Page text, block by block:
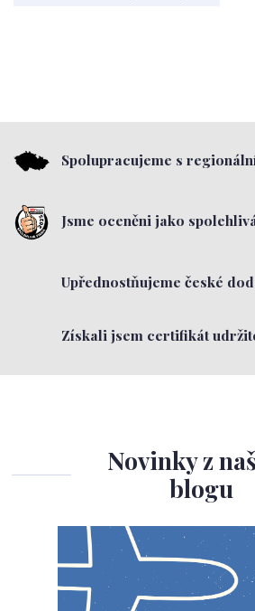
Spolupracujeme s
Jsme oceněni jako
Upřednostňujeme české
Získali jsem certifikát
Novinky z
blogu